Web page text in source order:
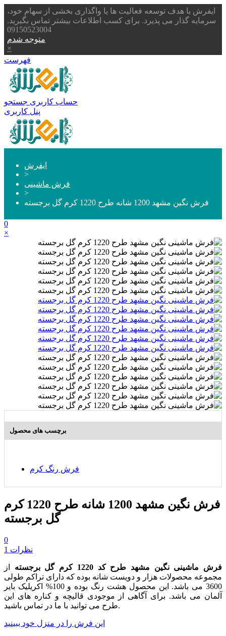
ایفرش با هدف توسعه فعالیت ها یا واگذاری بخشی از سهام خود،
سرمایه گذار می پذیرد. برای کسب اطلاعات بیشتر تماس بگیرید.
09150523004
متوجه شدم
×
فهرست
حساب کاربری جستجو
پنل کاربری
ایفرش
>
فرش ماشینی
>
فرش نگین مشهد 1200 شانه طرح 1220 کرم گل برجسته
0
×
برچسب های محصول
فرش رنگ کرم
فرش نگین مشهد 1200 شانه طرح 1220 کرم
گل برجسته
0
1 نظرات
فرش ماشینی نگین مشهد طرح کد 1220 کرم گل برجسته
از
مجموعه محصولات هزار و دویست شانه بوده که دارای تراکم طولی
3600 می باشد. این محصول هشت رنگ بوده و 100% اکریلیک بایر
آلمان می باشد. برای آگاهی از موجودی قالیچه و کناره های این
طرح می توانید با ما در تماس باشید.
این فرش را در منزل خود ببینید